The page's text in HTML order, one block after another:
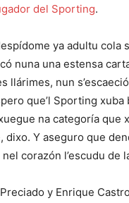
del Sporting.
ya adultu cola
nuna una estensa
llárimes, nun
que’l Sporting
na categoría que
dixo. Y aseguro que
corazón l’escudu de
y Enrique